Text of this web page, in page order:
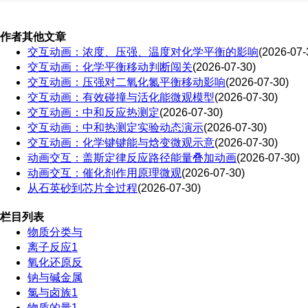
作者其他文章
交互动画：浓度、压强、温度对化学平衡的影响(2026-
交互动画：化学平衡移动判断闯关(2026-07-30)
交互动画：压强对二氧化氮平衡移动影响(2026-07-30)
交互动画：有效碰撞与活化能微观模型(2026-07-30)
交互动画：中和反应热测定(2026-07-30)
交互动画：中和热测定实验动态演示(2026-07-30)
交互动画：化学键键能与焓变微观示意(2026-07-30)
动画交互：盖斯定律反应路径能量叠加动画(2026-07-30)
动画交互：催化剂作用原理微观(2026-07-30)
从石英砂到芯片全过程(2026-07-30)
栏目列表
物质分类与
离子反应1
氧化还原反
钠与碱金属
氯与卤族1